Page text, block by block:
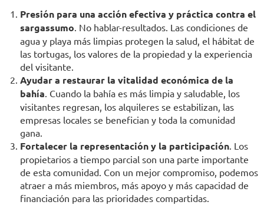
Presión para una acción efectiva y práctica contra el
sargassumo. No hablar-resultados. Las condiciones de
agua y playa más limpias protegen la salud, el hábitat de
las tortugas, los valores de la propiedad y la experiencia
del visitante.
Ayudar a restaurar la vitalidad económica de la
bahía. Cuando la bahía es más limpia y saludable, los
visitantes regresan, los alquileres se estabilizan, las
empresas locales se benefician y toda la comunidad
gana.
Fortalecer la representación y la participación. Los
propietarios a tiempo parcial son una parte importante
de esta comunidad. Con un mejor compromiso, podemos
atraer a más miembros, más apoyo y más capacidad de
financiación para las prioridades compartidas.